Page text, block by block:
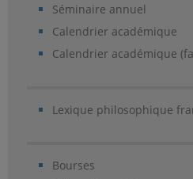
Séminaire annuel
Calendrier académique
Calendrier académique
Lexique philosophique
Bourses